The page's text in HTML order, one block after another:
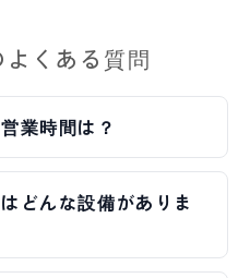
くある質問
業時間は？
どんな設備がありま